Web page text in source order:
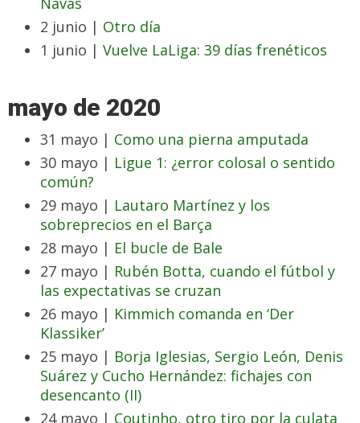
2 junio | Otro día
1 junio | Vuelve LaLiga: 39 días frenéticos
mayo de 2020
31 mayo | Como una pierna amputada
30 mayo | Ligue 1: ¿error colosal o sentido
común?
29 mayo | Lautaro Martínez y los
sobreprecios en el Barça
28 mayo | El bucle de Bale
27 mayo | Rubén Botta, cuando el fútbol y
las expectativas se cruzan
26 mayo | Kimmich comanda en ‘Der
Klassiker’
25 mayo | Borja Iglesias, Sergio León, Denis
Suárez y Cucho Hernández: fichajes con
desencanto (II)
24 mayo | Coutinho, otro tiro por la culata